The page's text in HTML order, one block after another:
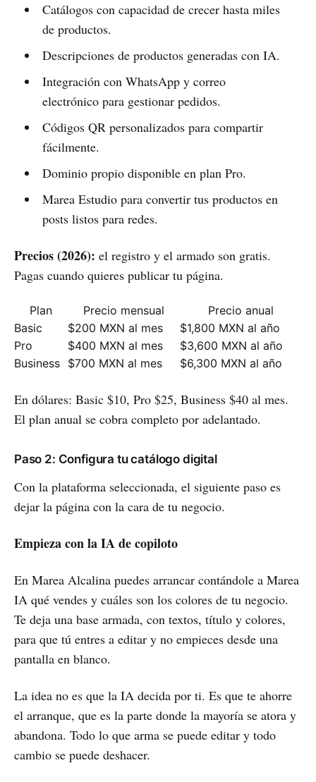
Catálogos con capacidad de crecer hasta miles
de productos.
Descripciones de productos generadas con IA.
Integración con WhatsApp y correo
electrónico para gestionar pedidos.
Códigos QR personalizados para compartir
fácilmente.
Dominio propio disponible en plan Pro.
Marea Estudio para convertir tus productos en
posts listos para redes.
Precios (2026): el registro y el armado son gratis.
Pagas cuando quieres publicar tu página.
Plan Precio mensual
Precio anual
Basic
$200 MXN al mes
$1,800 MXN al año
Pro
$400 MXN al mes
$3,600 MXN al año
Business $700 MXN al mes $6,300 MXN al año
En dólares: Basic $10, Pro $25, Business $40 al mes.
El plan anual se cobra completo por adelantado.
Paso 2: Configura tu catálogo digital
Con la plataforma seleccionada, el siguiente paso es
dejar la página con la cara de tu negocio.
Empieza con la IA de copiloto
En Marea Alcalina puedes arrancar contándole a Marea
IA qué vendes y cuáles son los colores de tu negocio.
Te deja una base armada, con textos, título y colores,
para que tú entres a editar y no empieces desde una
pantalla en blanco.
La idea no es que la IA decida por ti. Es que te ahorre
el arranque, que es la parte donde la mayoría se atora y
abandona. Todo lo que arma se puede editar y todo
cambio se puede deshacer.